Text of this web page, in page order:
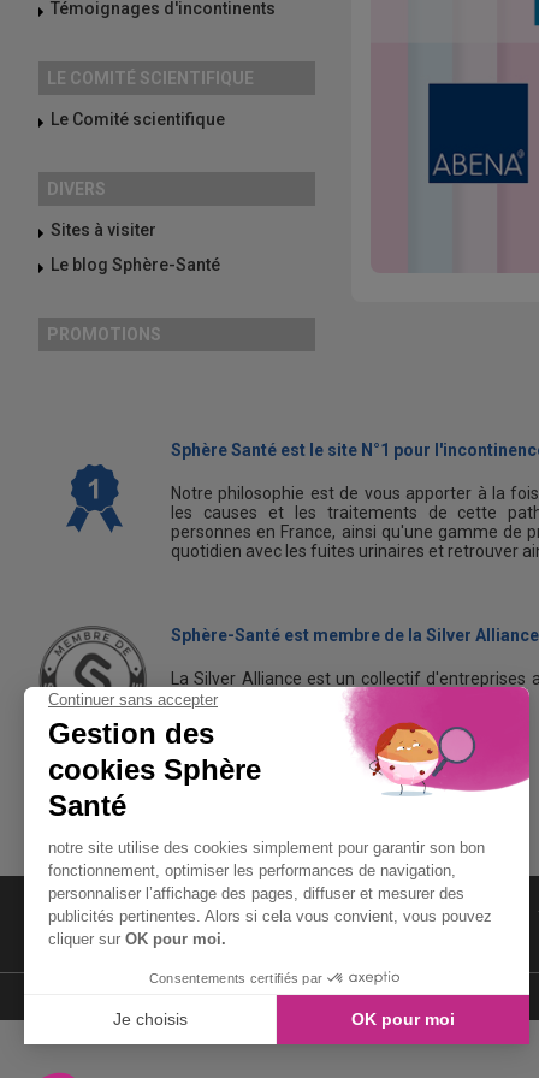
Témoignages d'incontinents
LE COMITÉ SCIENTIFIQUE
Le Comité scientifique
DIVERS
Sites à visiter
Le blog Sphère-Santé
PROMOTIONS
Sphère Santé est le site N°1 pour
Notre philosophie est de vous apporter à la
les causes et les traitements de cette
personnes en France, ainsi qu'une gamme de
quotidien avec les fuites urinaires et retrouver
Sphère-Santé est membre de la Silver Alliance
La Silver Alliance est un collectif d'entreprises
dans le bien vieillir à domicile.
Découvrez la Silver Alliance